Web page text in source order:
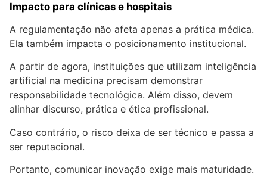
Impacto para clínicas e hospitais
A regulamentação não afeta apenas a prática médica.
Ela também impacta o posicionamento institucional.
A partir de agora, instituições que utilizam inteligência
artificial na medicina precisam demonstrar
responsabilidade tecnológica. Além disso, devem
alinhar discurso, prática e ética profissional.
Caso contrário, o risco deixa de ser técnico e passa a
ser reputacional.
Portanto, comunicar inovação exige mais maturidade.